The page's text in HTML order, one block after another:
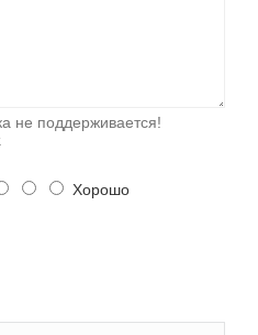
не поддерживается!
Хорошо